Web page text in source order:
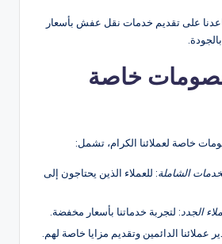
على تقديم خدمات نقل عفش بأسعار
خاصة
خاصة لعملائنا الكرام، تشمل:
الشاملة: للعملاء الذين يحتاجون إلى
الجدد: لتجربة خدماتنا بأسعار مخفضة.
عملائنا الدائمين وتقديم مزايا خاصة لهم.